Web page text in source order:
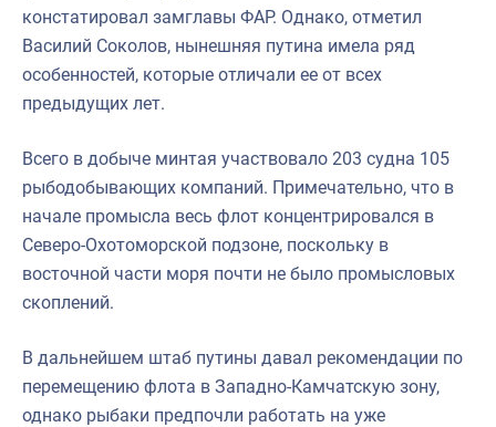
констатировал замглавы ФАР. Однако, отметил
Василий Соколов, нынешняя путина имела ряд
особенностей, которые отличали ее от всех
предыдущих лет.
Всего в добыче минтая участвовало 203 судна 105
рыбодобывающих компаний. Примечательно, что в
начале промысла весь флот концентрировался в
Северо-Охотоморской подзоне, поскольку в
восточной части моря почти не было промысловых
скоплений.
В дальнейшем штаб путины давал рекомендации по
перемещению флота в Западно-Камчатскую зону,
однако рыбаки предпочли работать на уже